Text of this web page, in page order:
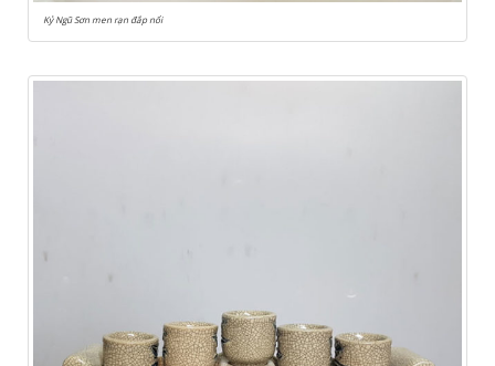
Kỷ Ngũ Sơn men rạn đắp nổi